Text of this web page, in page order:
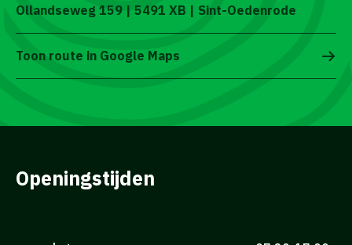
Ollandseweg 159 | 5491 XB | Sint-Oedenrode
Toon route in Google Maps
Openingstijden